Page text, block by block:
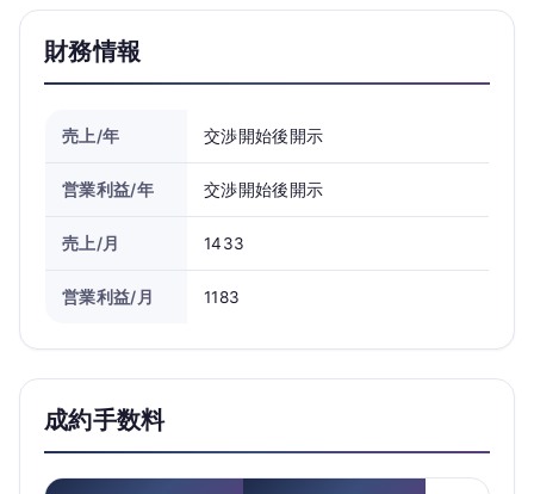
財務情報
売上/年 交渉開始後開示
営業利益/年 交渉開始後開示
売上/月 1433
営業利益/月 1183
成約手数料